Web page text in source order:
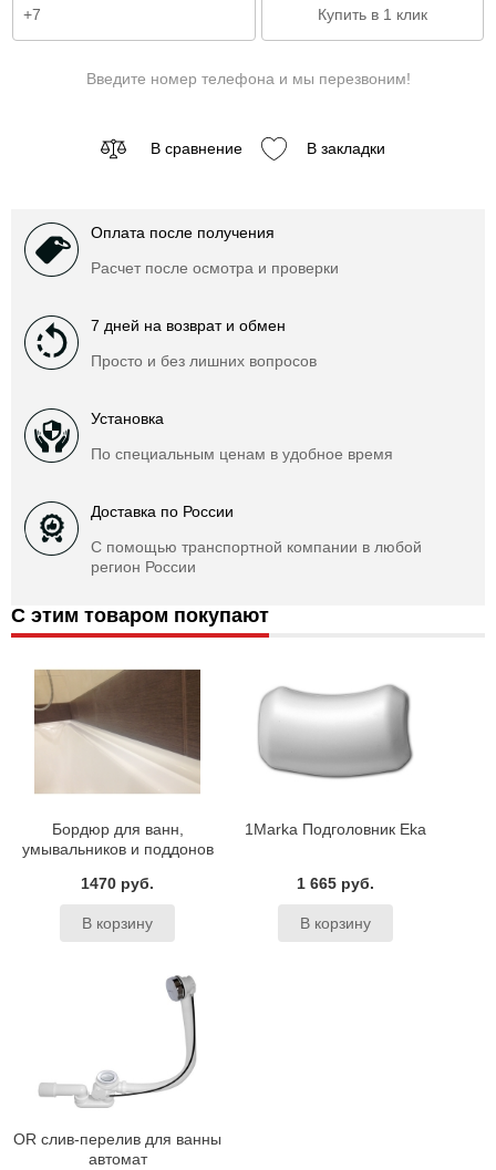
Введите номер телефона и мы перезвоним!
В сравнение В закладки
Оплата после получения
Расчет после осмотра и проверки
7 дней на возврат и обмен
Просто и без лишних вопросов
Установка
По специальным ценам в удобное время
Доставка по России
С помощью транспортной компании в любой
регион России
С этим товаром покупают
Бордюр для ванн,
умывальников и поддонов
1470 руб.
1Marka Подголовник Eka
1 665 руб.
OR слив-перелив для ванны
автомат